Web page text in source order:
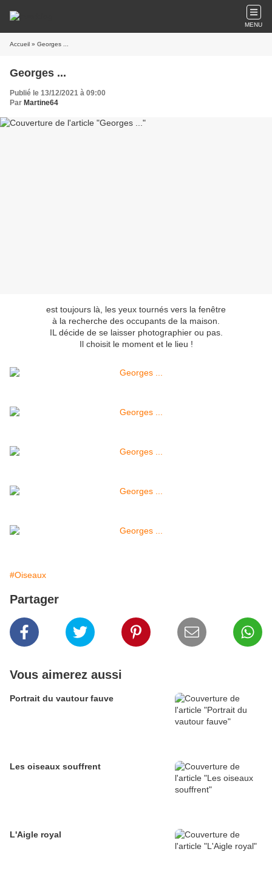
MENU
Accueil » Georges ...
Georges ...
Publié le 13/12/2021 à 09:00
Par Martine64
est toujours là, les yeux tournés vers la fenêtre
à la recherche des occupants de la maison.
IL décide de se laisser photographier ou pas.
Il choisit le moment et le lieu !
#Oiseaux
Partager
Vous aimerez aussi
Portrait du vautour fauve
Les oiseaux souffrent
L'Aigle royal